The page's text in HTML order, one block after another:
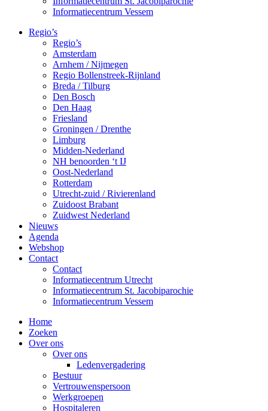
Informatiecentrum Vessem
Regio’s
Regio’s
Amsterdam
Arnhem / Nijmegen
Regio Bollenstreek-Rijnland
Breda / Tilburg
Den Bosch
Den Haag
Friesland
Groningen / Drenthe
Limburg
Midden-Nederland
NH benoorden ‘t IJ
Oost-Nederland
Rotterdam
Utrecht-zuid / Rivierenland
Zuidoost Brabant
Zuidwest Nederland
Nieuws
Agenda
Webshop
Contact
Contact
Informatiecentrum Utrecht
Informatiecentrum St. Jacobiparochie
Informatiecentrum Vessem
Home
Zoeken
Over ons
Over ons
Ledenvergadering
Bestuur
Vertrouwenspersoon
Werkgroepen
Hospitaleren